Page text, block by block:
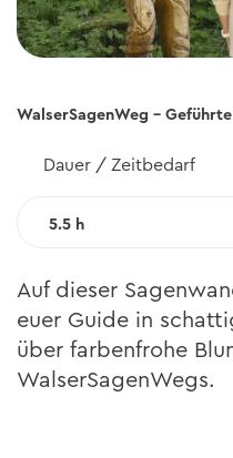
WalserSagenWeg -
Dauer / Zeitbedarf
Auf dieser
euer Guide in
über farbenfrohe
WalserSagenWegs.